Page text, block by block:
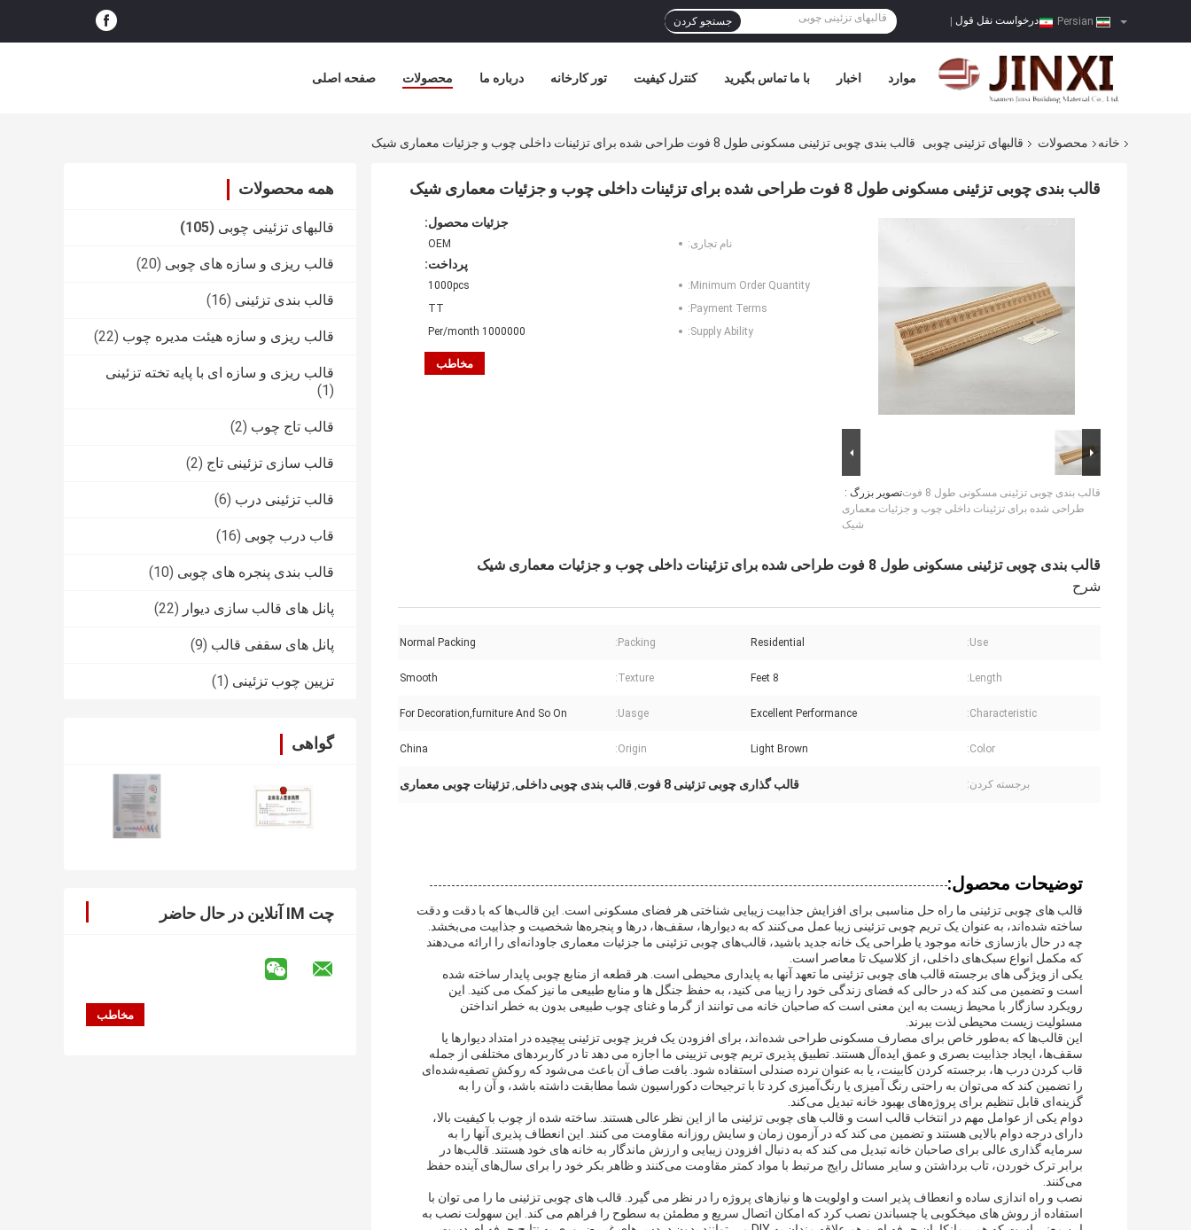
درخواست نقل قول جستجو کردن
صفحه اصلی محصولات درباره ما تور کارخانه کنترل کیفیت با ما تماس بگیرید اخبار موارد
خانه محصولات قالبهای تزئینی چوبی قالب بندی چوبی تزئینی مسکونی طول 8 فوت طراحی شده برای تزئینات داخلی چوب و جزئیات معماری شیک
همه محصولات
قالبهای تزئینی چوبی (105)
قالب ریزی و سازه های چوبی (20)
قالب بندی تزئینی (16)
قالب ریزی و سازه هیئت مدیره چوب (22)
قالب ریزی و سازه ای با پایه تخته تزئینی
(1)
قالب تاج چوب (2)
قالب سازی تزئینی تاج (2)
قالب تزئینی درب (6)
قاب درب چوبی (16)
قالب بندی پنجره های چوبی (10)
پانل های قالب سازی دیوار (22)
پانل های سقفی قالب (9)
تزیین چوب تزئینی (1)
گواهی
چت IM آنلاین در حال حاضر
قالب بندی چوبی تزئینی مسکونی طول 8 فوت طراحی شده برای تزئینات داخلی چوب و جزئیات معماری شیک
تصویر بزرگ :قالب بندی چوبی تزئینی مسکونی طول 8 فوت
طراحی شده برای تزئینات داخلی چوب و جزئیات معماری
شیک
جزئیات محصول:
نام تجاری: OEM
پرداخت:
Minimum Order Quantity:
1000pcs
Payment Terms:
TT
Supply Ability:
1000000 Per/month
مخاطب
قالب بندی چوبی تزئینی مسکونی طول 8 فوت طراحی شده برای تزئینات داخلی چوب و جزئیات معماری شیک
شرح
Use:
Residential
Packing:
Normal Packing
Length:
8 Feet
Texture:
Smooth
Characteristic:
Excellent Performance
Uasge:
For Decoration,furniture And So On
Color:
Light Brown
Origin:
China
برجسته کردن: قالب گذاری چوبی تزئینی 8 فوت , قالب بندی چوبی داخلی, تزئینات چوبی معماری
توضیحات محصول:
قالب های چوبی تزئینی ما راه حل مناسبی برای افزایش جذابیت زیبایی شناختی هر فضای مسکونی است. این قالب‌ها که با دقت و دقت
ساخته شده‌اند، به عنوان یک تریم چوبی تزئینی زیبا عمل می‌کنند که به دیوارها، سقف‌ها، درها و پنجره‌ها شخصیت و جذابیت می‌بخشد.
چه در حال بازسازی خانه موجود یا طراحی یک خانه جدید باشید، قالب‌های چوبی تزئینی ما جزئیات معماری جاودانه‌ای را ارائه می‌دهند
که مکمل انواع سبک‌های داخلی، از کلاسیک تا معاصر است.
یکی از ویژگی های برجسته قالب های چوبی تزئینی ما تعهد آنها به پایداری محیطی است. هر قطعه از منابع چوبی پایدار ساخته شده
است و تضمین می کند که در حالی که فضای زندگی خود را زیبا می کنید، به حفظ جنگل ها و منابع طبیعی ما نیز کمک می کنید. این
رویکرد سازگار با محیط زیست به این معنی است که صاحبان خانه می توانند از گرما و غنای چوب طبیعی بدون به خطر انداختن
مسئولیت زیست محیطی لذت ببرند.
این قالب‌ها که به‌طور خاص برای مصارف مسکونی طراحی شده‌اند، برای افزودن یک فریز چوبی تزئینی پیچیده در امتداد دیوارها یا
سقف‌ها، ایجاد جذابیت بصری و عمق ایده‌آل هستند. تطبیق پذیری تریم چوبی تزیینی ما اجازه می دهد تا در کاربردهای مختلفی از جمله
قاب کردن درب ها، برجسته کردن کابینت، یا به عنوان نرده صندلی استفاده شود. بافت صاف آن باعث می‌شود که روکش تصفیه‌شده‌ای
را تضمین کند که می‌توان به راحتی رنگ آمیزی یا رنگ‌آمیزی کرد تا با ترجیحات دکوراسیون شما مطابقت داشته باشد، و آن را به
گزینه‌ای قابل تنظیم برای پروژه‌های بهبود خانه تبدیل می‌کند.
دوام یکی از عوامل مهم در انتخاب قالب است و قالب های چوبی تزئینی ما از این نظر عالی هستند. ساخته شده از چوب با کیفیت بالا،
دارای درجه دوام بالایی هستند و تضمین می کند که در آزمون زمان و سایش روزانه مقاومت می کنند. این انعطاف پذیری آنها را به
سرمایه گذاری عالی برای صاحبان خانه تبدیل می کند که به دنبال افزودن زیبایی و ارزش ماندگار به خانه های خود هستند. قالب‌ها در
برابر ترک خوردن، تاب برداشتن و سایر مسائل رایج مرتبط با مواد کمتر مقاومت می‌کنند و ظاهر بکر خود را برای سال‌های آینده حفظ
می‌کنند.
نصب و راه اندازی ساده و انعطاف پذیر است و اولویت ها و نیازهای پروژه را در نظر می گیرد. قالب های چوبی تزئینی ما را می توان با
استفاده از روش های میخکوبی یا چسباندن نصب کرد که امکان اتصال سریع و مطمئن به سطوح را فراهم می کند. این سهولت نصب به